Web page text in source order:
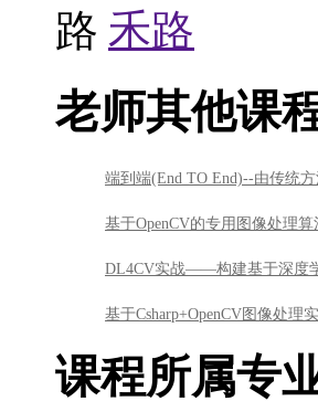
禾路
老师其他课
端到端(End TO End)--由传统
基于OpenCV的专用图像处理
DL4CV实战——构建基于深度
基于Csharp+OpenCV图像处理
课程所属专